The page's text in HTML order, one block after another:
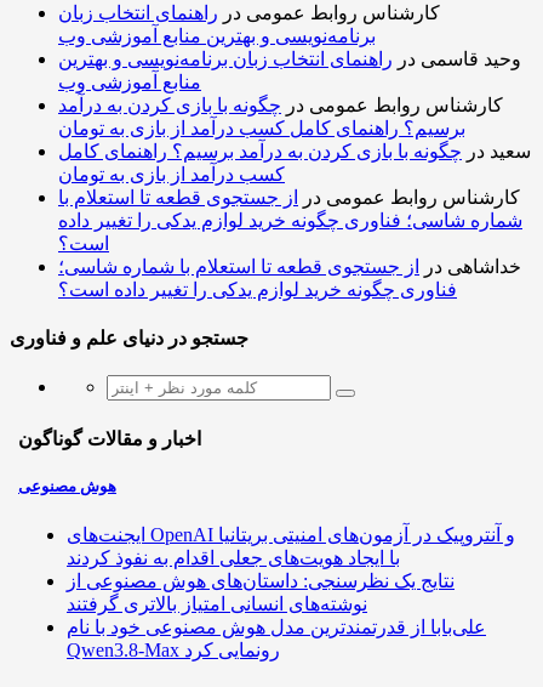
کارشناس روابط عمومی در راهنمای انتخاب زبان
برنامه‌نویسی و بهترین منابع آموزشی وب
وحید قاسمی در راهنمای انتخاب زبان برنامه‌نویسی و بهترین
منابع آموزشی وب
کارشناس روابط عمومی در چگونه با بازی کردن به درآمد
برسیم؟ راهنمای کامل کسب درآمد از بازی به تومان
سعید در چگونه با بازی کردن به درآمد برسیم؟ راهنمای کامل
کسب درآمد از بازی به تومان
کارشناس روابط عمومی در
از جستجوی قطعه تا استعلام با
شماره شاسی؛ فناوری چگونه خرید لوازم یدکی را تغییر داده
است؟
خداشاهی در
از جستجوی قطعه تا استعلام با شماره شاسی؛
فناوری چگونه خرید لوازم یدکی را تغییر داده است؟
جستجو در دنیای علم و فناوری
اخبار و مقالات گوناگون
هوش مصنوعی
ایجنت‌های OpenAI و آنتروپیک در آزمون‌های امنیتی بریتانیا
با ایجاد هویت‌های جعلی اقدام به نفوذ کردند
نتایج یک نظرسنجی: داستان‌های هوش مصنوعی از
نوشته‌های انسانی امتیاز بالاتری گرفتند
علی‌بابا از قدرتمندترین مدل هوش مصنوعی خود با نام
Qwen3.8-Max رونمایی کرد